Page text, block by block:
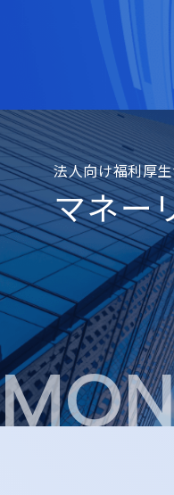
法人向け福利厚
マネー